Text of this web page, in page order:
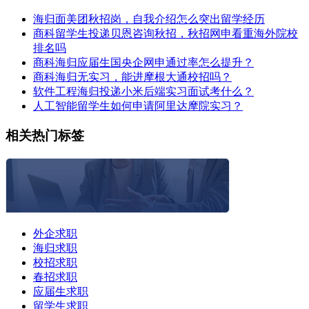
海归面美团秋招岗，自我介绍怎么突出留学经历
商科留学生投递贝恩咨询秋招，秋招网申看重海外院校
排名吗
商科海归应届生国央企网申通过率怎么提升？
商科海归无实习，能进摩根大通校招吗？
软件工程海归投递小米后端实习面试考什么？
人工智能留学生如何申请阿里达摩院实习？
相关热门标签
外企求职
海归求职
校招求职
春招求职
应届生求职
留学生求职